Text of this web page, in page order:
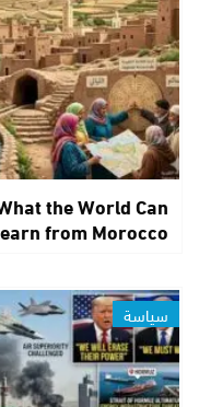
the World Can
from Morocco
سياسة